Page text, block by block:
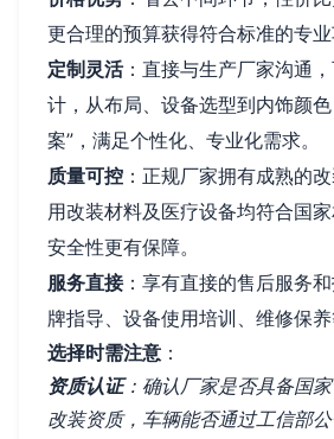
更合理的预算获得符合标准的专业
定制灵活：直接与生产厂家沟通
计，从布局、设备选型到内饰颜
案”，满足个性化、专业化需求。
质量可控 ：正规厂家拥有成熟的
用改装材料及医疗设备均符合国
安全性更有保障。
服务直接：享有直接的售后服务
牌指导、设备使用培训、维修保养
选择时需注意 ：
资质认证：确认厂家是否具备国
改装资质，车辆能否通过工信部公